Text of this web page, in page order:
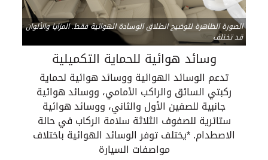
الصورة الظاهرة لتوضيح انطلاق الوسادة الهوائية فقط. المزايا والألوان
قد تختلف
وسائد هوائية للحماية التكميلية
تدعم الوسائد الهوائية ووسائد هوائية لحماية
ركبتي السائق والراكب الأمامي، ووسائد هوائية
جانبية للصفين الأول والثاني، ووسائد هوائية
ستائرية للصفوف الثلاثة سلامة الركاب في حالة
الاصطدام. *يختلف توفر الوسائد الهوائية باختلاف
مواصفات السيارة